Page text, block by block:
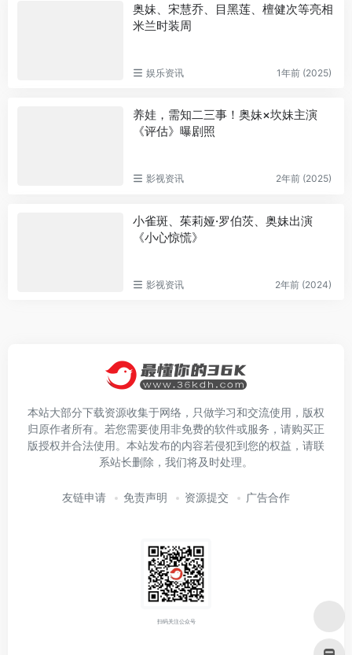
奥妹、宋慧乔、目黑莲、檀健次等亮相
米兰时装周
娱乐资讯 1年前 (2025)
养娃，需知二三事！奥妹×坎妹主演
《评估》曝剧照
影视资讯 2年前 (2025)
小雀斑、茱莉娅·罗伯茨、奥妹出演
《小心惊慌》
影视资讯 2年前 (2024)
本站大部分下载资源收集于网络，只做学习和交流使用，版权
归原作者所有。若您需要使用非免费的软件或服务，请购买正
版授权并合法使用。本站发布的内容若侵犯到您的权益，请联
系站长删除，我们将及时处理。
友链申请 免责声明 资源提交 广告合作
扫码关注公众号